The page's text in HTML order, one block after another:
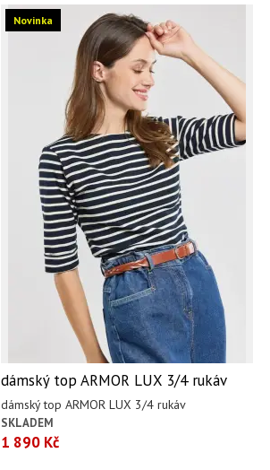
Novinka
dámský top ARMOR LUX 3/4 rukáv
dámský top ARMOR LUX 3/4 rukáv
SKLADEM
1 890 Kč